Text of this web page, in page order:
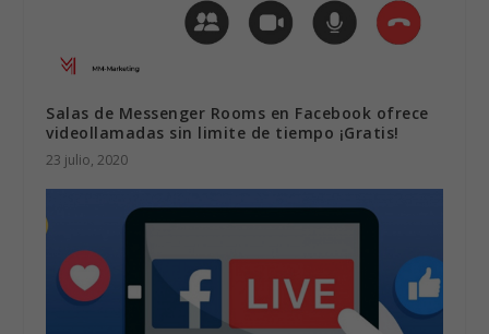
Salas de Messenger Rooms en Facebook ofrece
videollamadas sin limite de tiempo ¡Gratis!
23 julio, 2020